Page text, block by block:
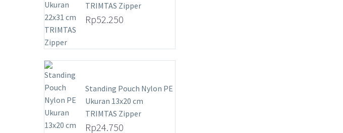
TRIMTAS Zipper
Rp52.250
Standing Pouch Nylon PE
Ukuran 13x20 cm
TRIMTAS Zipper
Rp24.750